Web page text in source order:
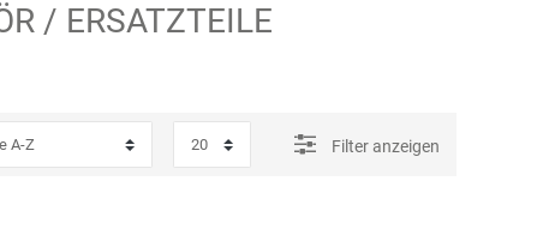
/ ERSATZTEILE
Filter anzeigen